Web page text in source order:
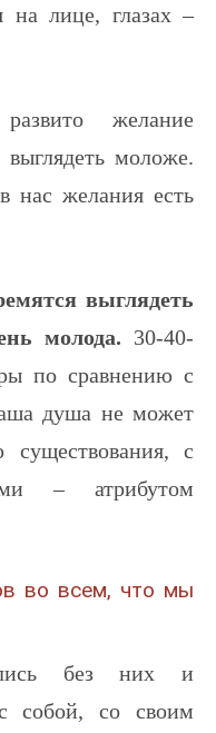
на лице, глазах –
желание
моложе.
нас желания есть
выглядеть
молода. 30-40-
по сравнению с
душа не может
существования, с
– атрибутом
во всем, что мы
без них и
собой, со своим